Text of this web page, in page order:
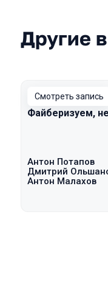
Другие
Смотреть запись
Файберизуем,
Антон Потапов
Дмитрий
Антон Малахов